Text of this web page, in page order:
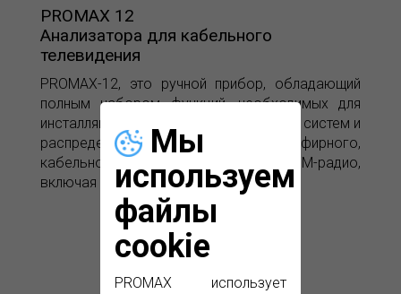
Мы
используем
файлы
cookie
PROMAX использует
PROMAX 12
Анализатора для кабельного
телевидения
PROMAX-12, это ручной прибор, обладающий
полным набором функций, необходимых для
инсталляции и обслуживания приемных систем и
распределительных сетей эфирного,
кабельного и MMDS телевидения, FM-радио,
включая обратный канал.